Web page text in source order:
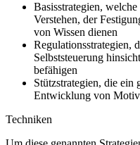
Basisstrategien,
Verstehen, der
von Wissen dienen
Regulationsstrategien,
Selbststeuerung
befähigen
Stützstrategien, die
Entwicklung von
Techniken